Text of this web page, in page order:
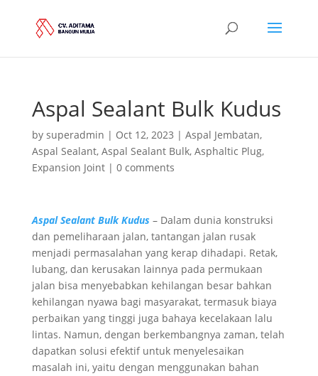
Aspal Sealant Bulk Kudus
by superadmin | Oct 12, 2023 | Aspal Jembatan,
Aspal Sealant, Aspal Sealant Bulk, Asphaltic Plug,
Expansion Joint| 0 comments
Aspal Sealant Bulk Kudus– Dalam dunia konstruksi
dan pemeliharaan jalan, tantangan jalan rusak
menjadi permasalahan yang kerap dihadapi. Retak,
lubang, dan kerusakan lainnya pada permukaan
jalan bisa menyebabkan kehilangan besar bahkan
kehilangan nyawa bagi masyarakat, termasuk biaya
perbaikan yang tinggi juga bahaya kecelakaan lalu
lintas. Namun, dengan berkembangnya zaman, telah
dapatkan solusi efektif untuk menyelesaikan
masalah ini, yaitu dengan menggunakan bahan